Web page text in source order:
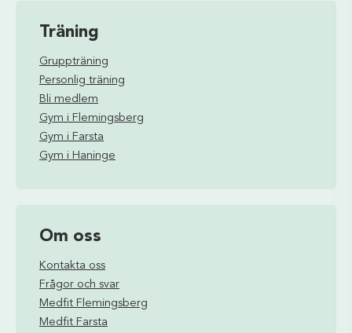
Träning
Gruppträning
Personlig träning
Bli medlem
Gym i Flemingsberg
Gym i Farsta
Gym i Haninge
Om oss
Kontakta oss
Frågor och svar
Medfit Flemingsberg
Medfit Farsta